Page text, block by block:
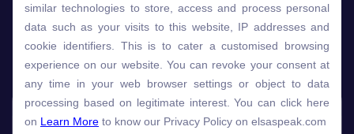
Lựa chọn gói học ELSA dành
cho bạn
Gói học Free Premium
Speech Analyzer
similar technologies to store, access and process personal
data such as your visits to this website, IP addresses and
cookie identifiers. This is to cater a customised browsing
experience on our website. You can revoke your consent at
any time in your web browser settings or object to data
processing based on legitimate interest. You can click here
on Learn More to know our Privacy Policy on elsaspeak.com
similar technologies to store, access and process personal
data such as your visits to this website, IP addresses and
cookie identifiers. This is to cater a customised browsing
experience on our website. You can revoke your consent at
any time in your web browser settings or object to data
processing based on legitimate interest. You can click here
on Learn More to know our Privacy Policy on elsaspeak.com